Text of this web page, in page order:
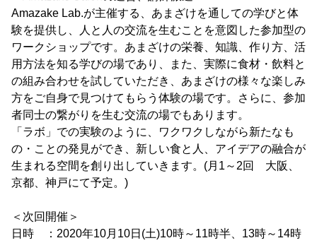
Amazake Lab.が主催する、あまざけを通しての学びと体
験を提供し、人と人の交流を生むことを意図した参加型の
ワークショップです。あまざけの栄養、知識、作り方、活
用方法を知る学びの場であり、また、実際に食材・飲料と
の組み合わせを試していただき、あまざけの様々な楽しみ
方をご自身で見つけてもらう体験の場です。さらに、参加
者同士の繋がりを生む交流の場でもあります。
「ラボ」での実験のように、ワクワクしながら新たなも
の・ことの発見ができ、新しい食と人、アイデアの融合が
生まれる空間を創り出していきます。(月1～2回 大阪、
京都、神戸にて予定。)
＜次回開催＞
日時 ：2020年10月10日(土)10時～11時半、13時～14時